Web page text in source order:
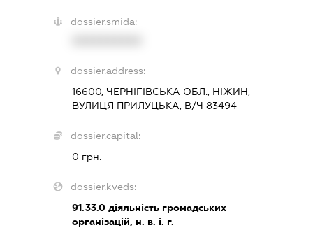
dossier.smida:
dossier.address:
16600, ЧЕРНІГІВСЬКА ОБЛ., НІЖИН,
ВУЛИЦЯ ПРИЛУЦЬКА, В/Ч 83494
dossier.capital:
0 грн.
dossier.kveds:
91.33.0діяльність громадських
організацій, н. в. і. г.